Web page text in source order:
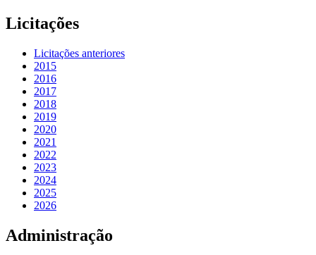
Licitações
Licitações anteriores
2015
2016
2017
2018
2019
2020
2021
2022
2023
2024
2025
2026
Administração